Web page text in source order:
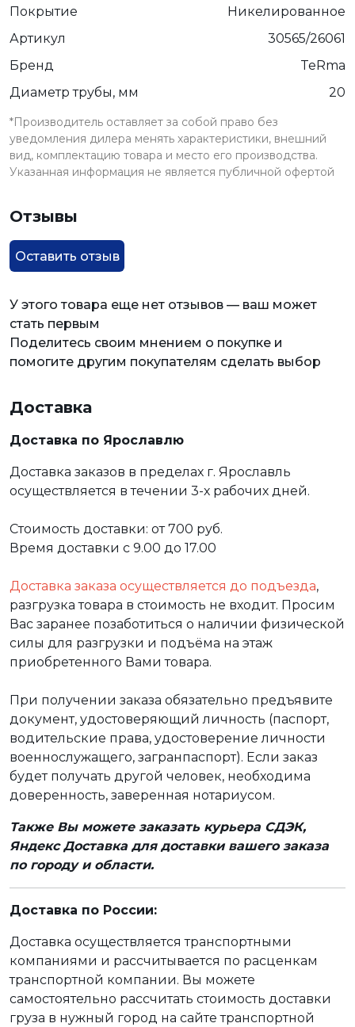
Покрытие
Никелированное
Артикул
30565/26061
Бренд
TeRma
Диаметр трубы, мм
20
*Производитель оставляет за собой право без
уведомления дилера менять характеристики, внешний
вид, комплектацию товара и место его производства.
Указанная информация не является публичной офертой
Отзывы
Оставить отзыв
У этого товара еще нет отзывов — ваш может
стать первым
Поделитесь своим мнением о покупке и
помогите другим покупателям сделать выбор
Доставка
Доставка по Ярославлю
Доставка заказов в пределах г. Ярославль
осуществляется в течении 3-х рабочих дней.
Стоимость доставки: от 700 руб.
Время доставки с 9.00 до 17.00
Доставка заказа осуществляется до подъезда,
разгрузка товара в стоимость не входит. Просим
Вас заранее позаботиться о наличии физической
силы для разгрузки и подъёма на этаж
приобретенного Вами товара.
При получении заказа обязательно предъявите
документ, удостоверяющий личность (паспорт,
водительские права, удостоверение личности
военнослужащего, загранпаспорт). Если заказ
будет получать другой человек, необходима
доверенность, заверенная нотариусом.
Также Вы можете заказать курьера СДЭК,
Яндекс Доставка для доставки вашего заказа
по городу и области.
Доставка по России:
Доставка осуществляется транспортными
компаниями и рассчитывается по расценкам
транспортной компании. Вы можете
самостоятельно рассчитать стоимость доставки
груза в нужный город на сайте транспортной